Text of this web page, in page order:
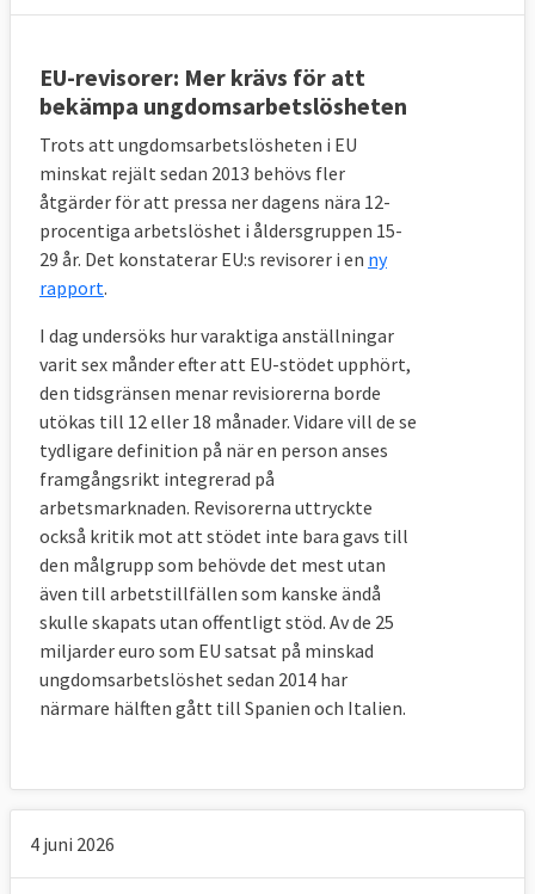
EU-revisorer: Mer krävs för att
bekämpa ungdomsarbetslösheten
Trots att ungdomsarbetslösheten i EU
minskat rejält sedan 2013 behövs fler
åtgärder för att pressa ner dagens nära 12-
procentiga arbetslöshet i åldersgruppen 15-
29 år. Det konstaterar EU:s revisorer i en ny
rapport.
I dag undersöks hur varaktiga anställningar
varit sex månder efter att EU-stödet upphört,
den tidsgränsen menar revisiorerna borde
utökas till 12 eller 18 månader. Vidare vill de se
tydligare definition på när en person anses
framgångsrikt integrerad på
arbetsmarknaden. Revisorerna uttryckte
också kritik mot att stödet inte bara gavs till
den målgrupp som behövde det mest utan
även till arbetstillfällen som kanske ändå
skulle skapats utan offentligt stöd. Av de 25
miljarder euro som EU satsat på minskad
ungdomsarbetslöshet sedan 2014 har
närmare hälften gått till Spanien och Italien.
4 juni 2026